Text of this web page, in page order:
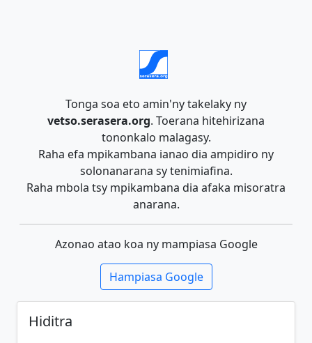
Tonga soa eto amin'ny takelaky ny
vetso.serasera.org. Toerana hitehirizana
tononkalo malagasy.
Raha efa mpikambana ianao dia ampidiro ny
solonanarana sy tenimiafina.
Raha mbola tsy mpikambana dia afaka misoratra
anarana.
Azonao atao koa ny mampiasa Google
Hampiasa Google
Hiditra